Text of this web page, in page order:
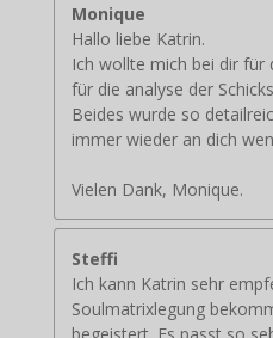
Monique
Hallo liebe Katrin.
Ich wollte mich bei dir für
für die analyse der
Beides wurde so
immer wieder an dich
Vielen Dank, Monique.
Steffi
Ich kann Katrin sehr
Soulmatrixlegung
begeistert. Es passt so